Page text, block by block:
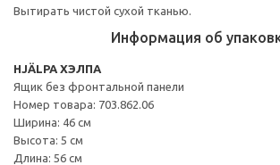
Вытирать чистой сухой тканью.
Информация об
HJÄLPA ХЭЛПА
Ящик без фронтальной панели
Номер товара: 703.862.06
Ширина: 46 см
Высота: 5 см
Длина: 56 см